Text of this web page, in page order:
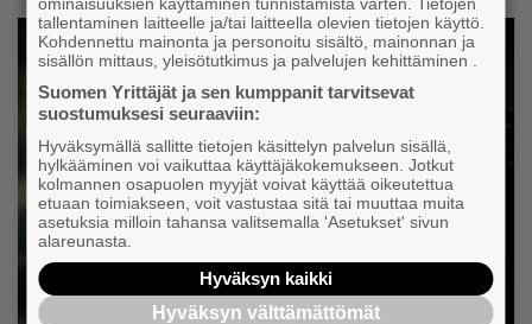
tallentaminen laitteelle ja/tai laitteella olevien tietojen käyttö.
Kohdennettu mainonta ja personoitu sisältö, mainonnan ja
sisällön mittaus, yleisötutkimus ja palvelujen kehittäminen .
Suomen Yrittäjät ja sen kumppanit tarvitsevat
suostumuksesi seuraaviin:
Hyväksymällä sallitte tietojen käsittelyn palvelun sisällä,
hylkääminen voi vaikuttaa käyttäjäkokemukseen. Jotkut
kolmannen osapuolen myyjät voivat käyttää oikeutettua
etuaan toimiakseen, voit vastustaa sitä tai muuttaa muita
asetuksia milloin tahansa valitsemalla 'Asetukset' sivun
alareunasta.
Hyväksyn kaikki
Hyväksyn välttämättömät